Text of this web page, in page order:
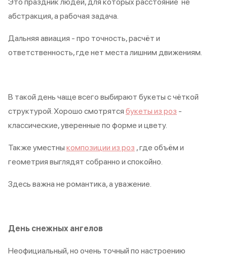
абстракция, а рабочая задача.
Дальняя авиация - про точность, расчёт и
ответственность, где нет места лишним движениям.
В такой день чаще всего выбирают букеты с чёткой
структурой. Хорошо смотрятся букеты из роз -
классические, уверенные по форме и цвету.
Также уместны композиции из роз , где объём и
геометрия выглядят собранно и спокойно.
Здесь важна не романтика, а уважение.
День снежных ангелов
Неофициальный, но очень точный по настроению